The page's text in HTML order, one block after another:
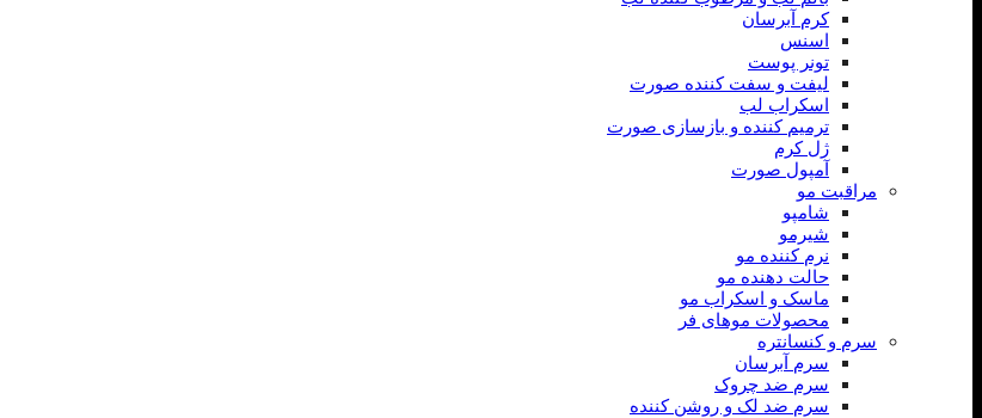
کرم آبرسان
اسنس
تونر پوست
لیفت و سفت کننده صورت
اسکراب لب
ترمیم کننده و بازسازی صورت
ژل کرم
آمپول صورت
مراقبت مو
شامپو
شیرمو
نرم کننده مو
حالت دهنده مو
ماسک و اسکراب مو
محصولات موهای فر
سرم و کنسانتره
سرم آبرسان
سرم ضد چروک
سرم ضد لک و روشن کننده